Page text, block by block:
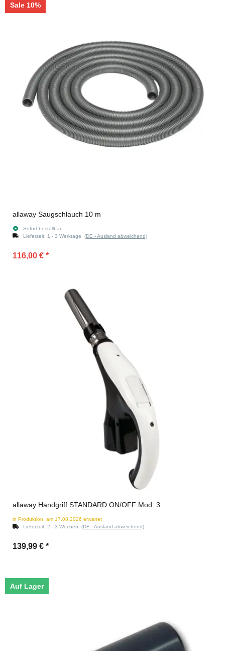
Sale 10%
allaway Saugschlauch 10 m
Sofort bestellbar
Lieferzeit: 1 - 3 Werktage (DE - Ausland abweichend)
116,00 € *
allaway Handgriff STANDARD ON/OFF Mod. 3
in Produktion, am 17.08.2026 erwartet
Lieferzeit: 2 - 3 Wochen (DE - Ausland abweichend)
139,99 € *
Auf Lager